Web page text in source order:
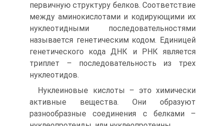
первичную структуру белков. Соответствие
между аминокислотами и кодирующими их
нуклеотидными последовательностями
называется генетическим кодом. Единицей
генетического кода ДНК и РНК является
триплет – последовательность из трех
нуклеотидов.
Нуклеиновые кислоты – это химически
активные вещества. Они образуют
разнообразные соединения с белками –